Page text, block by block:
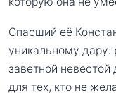
Спасший её
уникальному дару:
заветной
для тех, кто не